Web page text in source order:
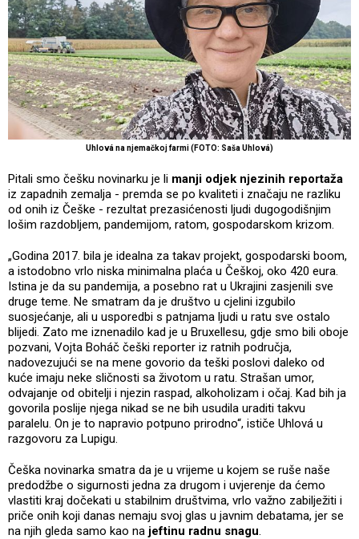
Uhlová na njemačkoj farmi (FOTO: Saša Uhlová)
Pitali smo češku novinarku je li manji odjek njezinih reportaža
iz zapadnih zemalja - premda se po kvaliteti i značaju ne razliku
od onih iz Češke - rezultat prezasićenosti ljudi dugogodišnjim
lošim razdobljem, pandemijom, ratom, gospodarskom krizom.
„Godina 2017. bila je idealna za takav projekt, gospodarski boom,
a istodobno vrlo niska minimalna plaća u Češkoj, oko 420 eura.
Istina je da su pandemija, a posebno rat u Ukrajini zasjenili sve
druge teme. Ne smatram da je društvo u cjelini izgubilo
suosjećanje, ali u usporedbi s patnjama ljudi u ratu sve ostalo
blijedi. Zato me iznenadilo kad je u Bruxellesu, gdje smo bili oboje
pozvani, Vojta Boháč češki reporter iz ratnih područja,
nadovezujući se na mene govorio da teški poslovi daleko od
kuće imaju neke sličnosti sa životom u ratu. Strašan umor,
odvajanje od obitelji i njezin raspad, alkoholizam i očaj. Kad bih ja
govorila poslije njega nikad se ne bih usudila uraditi takvu
paralelu. On je to napravio potpuno prirodno“, ističe Uhlová u
razgovoru za Lupigu.
Češka novinarka smatra da je u vrijeme u kojem se ruše naše
predodžbe o sigurnosti jedna za drugom i uvjerenje da ćemo
vlastiti kraj dočekati u stabilnim društvima, vrlo važno zabilježiti i
priče onih koji danas nemaju svoj glas u javnim debatama, jer se
na njih gleda samo kao na jeftinu radnu snagu